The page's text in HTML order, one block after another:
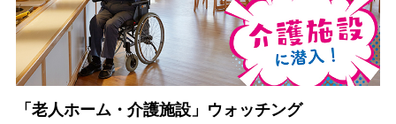
「老人ホーム・介護施設」ウォッチング